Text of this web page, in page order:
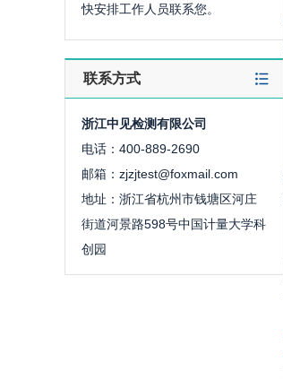
快安排工作人员联系您。
联系方式
浙江中见检测有限公司
电话：400-889-2690
邮箱：zjzjtest@foxmail.com
地址：浙江省杭州市钱塘区河庄
街道河景路598号中国计量大学科
创园